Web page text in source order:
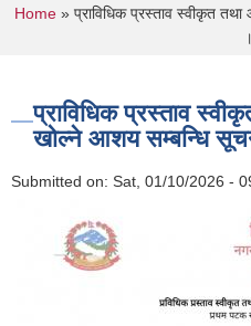
You are here
Home» प्राविधिक प्रस्ताव स्वीकृत
।
प्राविधिक प्रस्ताव
खोल्ने आशय सम्बन्धि
Submitted on: Sat, 01/10/2026 -